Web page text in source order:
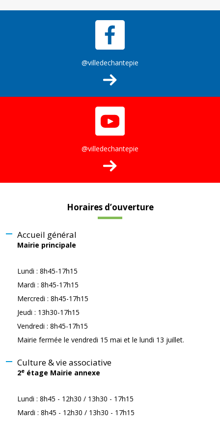
@villedechantepie
@villedechantepie
Horaires d’ouverture
Accueil général
Mairie principale
Lundi : 8h45-17h15
Mardi : 8h45-17h15
Mercredi : 8h45-17h15
Jeudi : 13h30-17h15
Vendredi : 8h45-17h15
Mairie fermée le vendredi 15 mai et le lundi 13 juillet.
Culture & vie associative
2e étage Mairie annexe
Lundi : 8h45 - 12h30 / 13h30 - 17h15
Mardi : 8h45 - 12h30 / 13h30 - 17h15